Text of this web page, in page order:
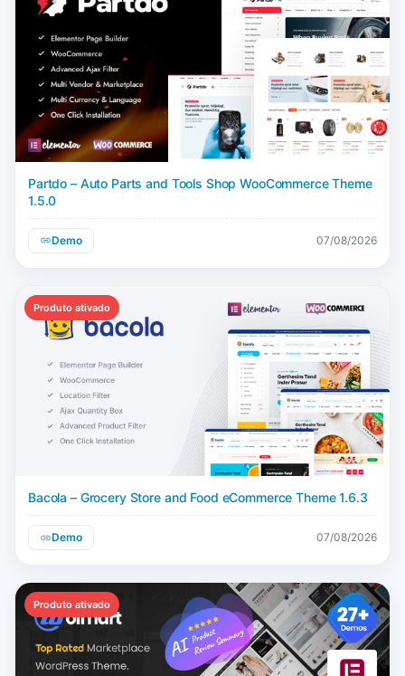
Partdo – Auto Parts and Tools Shop WooCommerce Theme
1.5.0
Demo 07/08/2026
Produto ativado
Bacola – Grocery Store and Food eCommerce Theme 1.6.3
Demo 07/08/2026
Produto ativado